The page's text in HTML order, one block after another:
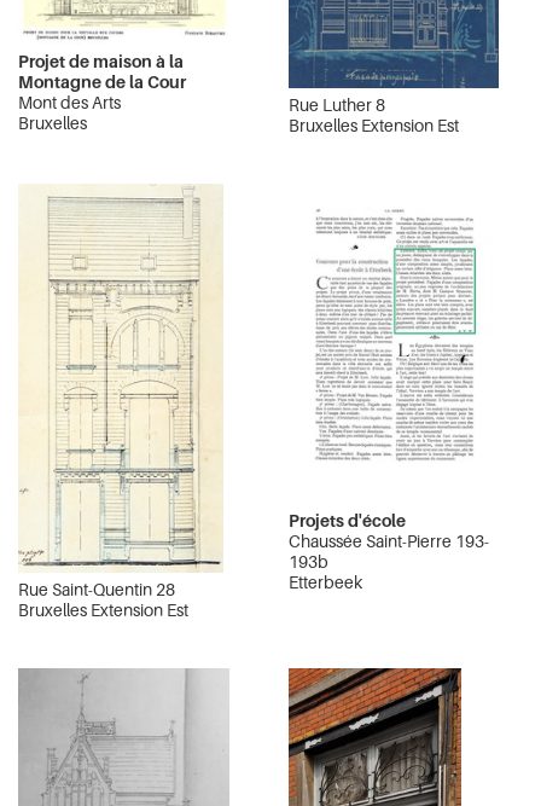
Projet de maison à la
Montagne de la Cour
Mont des Arts
Bruxelles
Rue Luther 8
Bruxelles Extension Est
Rue Saint-Quentin 28
Bruxelles Extension Est
Projets d'école
Chaussée Saint-Pierre 193-
193b
Etterbeek